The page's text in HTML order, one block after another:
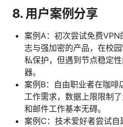
8. 用户案例分享
案例A：初次尝试免费
志与强加密的产品，在校
私保护，但遇到节点稳定
器。
案例B：自由职业者在咖啡
工作需求，数据上限限制
和邮件工作基本无碍。
案例C：技术爱好者尝试